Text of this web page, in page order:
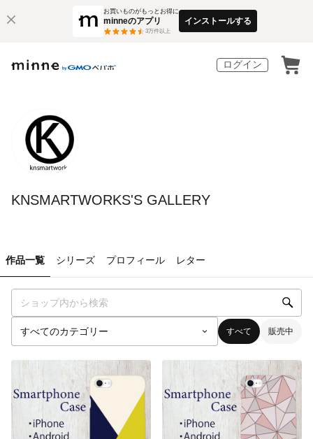
お買いものがもっとお得に
minneのアプリ
3万件以上
インストールする
ログイン
KNSMARTWORKS'S GALLERY
作品一覧 シリーズ プロフィール レター
すべて 販売中